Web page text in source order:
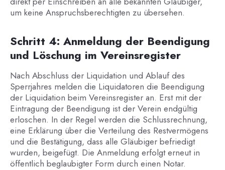
um keine Anspruchsberechtigten zu übersehen.
Schritt 4: Anmeldung der Beendigung
und Löschung im Vereinsregister
Nach Abschluss der Liquidation und Ablauf des
Sperrjahres melden die Liquidatoren die Beendigung
der Liquidation beim Vereinsregister an. Erst mit der
Eintragung der Beendigung ist der Verein endgültig
erloschen. In der Regel werden die Schlussrechnung,
eine Erklärung über die Verteilung des Restvermögens
und die Bestätigung, dass alle Gläubiger befriedigt
wurden, beigefügt. Die Anmeldung erfolgt erneut in
öffentlich beglaubigter Form durch einen Notar.